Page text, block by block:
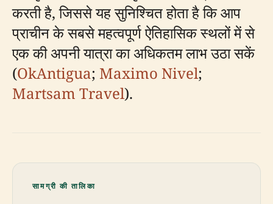
करती है, जिससे यह सुनिश्चित होता है कि आप
प्राचीन के सबसे महत्वपूर्ण ऐतिहासिक स्थलों में से
एक की अपनी यात्रा का अधिकतम लाभ उठा सकें
(OkAntigua; Maximo Nivel;
Martsam Travel).
सामग्री की तालिका